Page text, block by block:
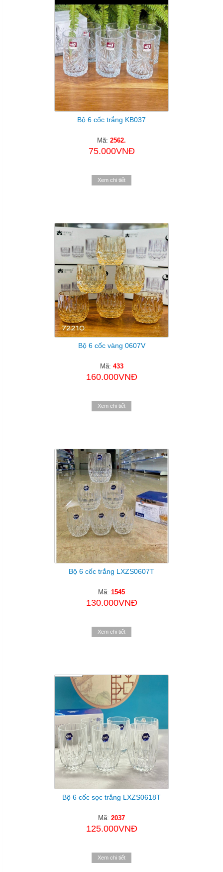
Bộ 6 cốc trắng KB037
Mã: 2562.
75.000VNĐ
Xem chi tiết
Bộ 6 cốc vàng 0607V
Mã: 433
160.000VNĐ
Xem chi tiết
Bộ 6 cốc trắng LXZS0607T
Mã: 1545
130.000VNĐ
Xem chi tiết
Bộ 6 cốc sọc trắng LXZS0618T
Mã: 2037
125.000VNĐ
Xem chi tiết